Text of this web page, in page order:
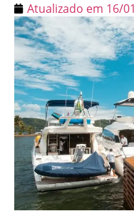
Atualizado em 16/